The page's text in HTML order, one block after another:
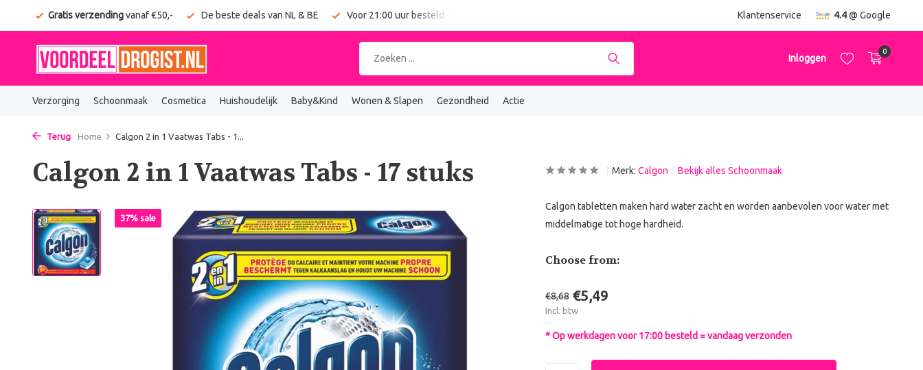
Gratis verzendingvanaf €50,- De beste deals van NL & BE Voor 21:00 uur besteld = vandaag verzonden Klantenservice 4.4@ Google
Inloggen
0
Verzorging Schoonmaak Cosmetica Huishoudelijk Baby&Kind Wonen & Slapen Gezondheid Actie
Terug Home Calgon 2 in 1 Vaatwas Tabs - 1...
Calgon 2 in 1 Vaatwas Tabs - 17 stuks
37% sale
Merk: Calgon Bekijk alles Schoonmaak
Calgon tabletten maken hard water zacht en worden aanbevolen voor water met
middelmatige tot hoge hardheid.
Choose from:
€8,68 €5,49
Incl. btw
* Op werkdagen voor 17:00 besteld = vandaag verzonden